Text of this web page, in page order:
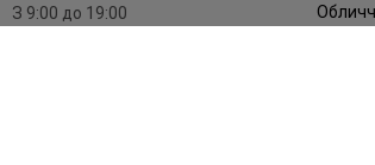
З 9:00 до 19:00